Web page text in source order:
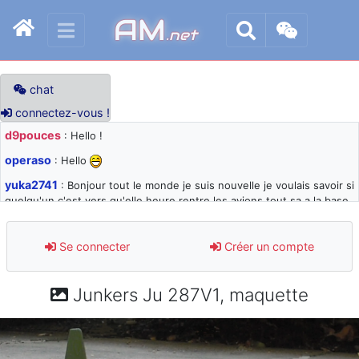
AM.net
chat
connectez-vous !
d9pouces : Hello !
operaso : Hello
yuka2741 : Bonjour tout le monde je suis nouvelle je voulais savoir si
quelqu'un c'est vers qu'elle heure rentre les avions tout sa a la base
d9pouces: désolé pour les quelques blocages du site ces derniers
jours : je teste des méthodes contre le spam et les bots trop nocifs
: Super, la nouvelle bannière
d9pouces
: je suis un avion@,._,+ > lesquels ? je ne suis pas sûr de
comprendre
Se connecter Créer un compte
Junkers Ju 287V1, maquette